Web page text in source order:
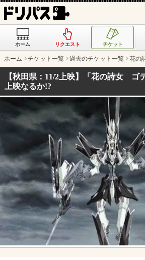
ホーム リクエスト チケット
ホーム チケット一覧 過去のチケット一覧 花の
【秋田県：11/2上映】「花の詩女 ゴ
上映なるか!?